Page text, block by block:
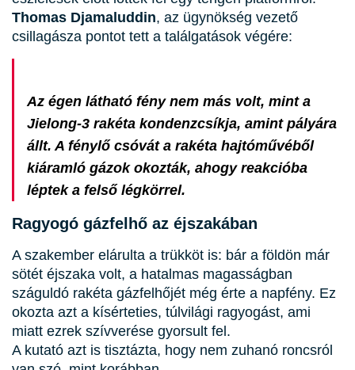
Thomas Djamaluddin, az ügynökség vezető
csillagásza pontot tett a találgatások végére:
Az égen látható fény nem más volt, mint a
Jielong-3 rakéta kondenzcsíkja, amint pályára
állt. A fénylő csóvát a rakéta hajtóművéből
kiáramló gázok okozták, ahogy reakcióba
léptek a felső légkörrel.
Ragyogó gázfelhő az éjszakában
A szakember elárulta a trükköt is: bár a földön már
sötét éjszaka volt, a hatalmas magasságban
száguldó rakéta gázfelhőjét még érte a napfény. Ez
okozta azt a kísérteties, túlvilági ragyogást, ami
miatt ezrek szívverése gyorsult fel.
A kutató azt is tisztázta, hogy nem zuhanó roncsról